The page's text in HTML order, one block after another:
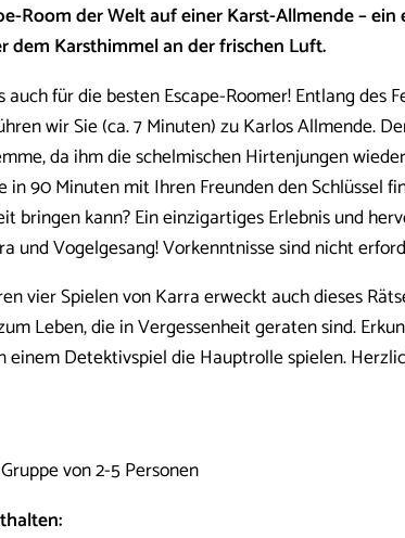
Room der Welt auf einer Karst-Allmende –
dem Karsthimmel an der frischen Luft.
auch für die besten Escape-Roomer! Entlang des
wir Sie (ca. 7 Minuten) zu Karlos Allmende.
da ihm die schelmischen Hirtenjungen
in 90 Minuten mit Ihren Freunden den Schlüssel
bringen kann? Ein einzigartiges Erlebnis und
und Vogelgesang! Vorkenntnisse sind nicht
vier Spielen von Karra erweckt auch dieses
Leben, die in Vergessenheit geraten sind.
einem Detektivspiel die Hauptrolle spielen.
von 2-5 Personen